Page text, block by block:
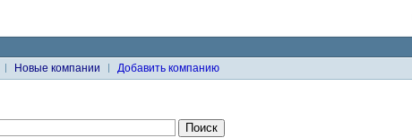
Новые компании
Добавить компанию